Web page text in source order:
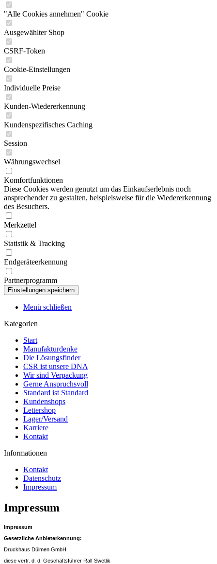
"Alle Cookies annehmen" Cookie
Ausgewählter Shop
CSRF-Token
Cookie-Einstellungen
Individuelle Preise
Kunden-Wiedererkennung
Kundenspezifisches Caching
Session
Währungswechsel
Komfortfunktionen
Diese Cookies werden genutzt um das Einkaufserlebnis noch
ansprechender zu gestalten, beispielsweise für die Wiedererkennung
des Besuchers.
Merkzettel
Statistik & Tracking
Endgeräteerkennung
Partnerprogramm
Menü schließen
Kategorien
Start
Manufakturdenke
Die Lösungsfinder
CSR ist unsere DNA
Wir sind Verpackung
Gerne Anspruchsvoll
Standard ist Standard
Kundenshops
Lettershop
Lager/Versand
Karriere
Kontakt
Informationen
Kontakt
Datenschutz
Impressum
Impressum
Impressum
Gesetzliche Anbieterkennung:
Druckhaus Dülmen GmbH
diese vertr. d. d. Geschäftsführer Ralf Swetlik